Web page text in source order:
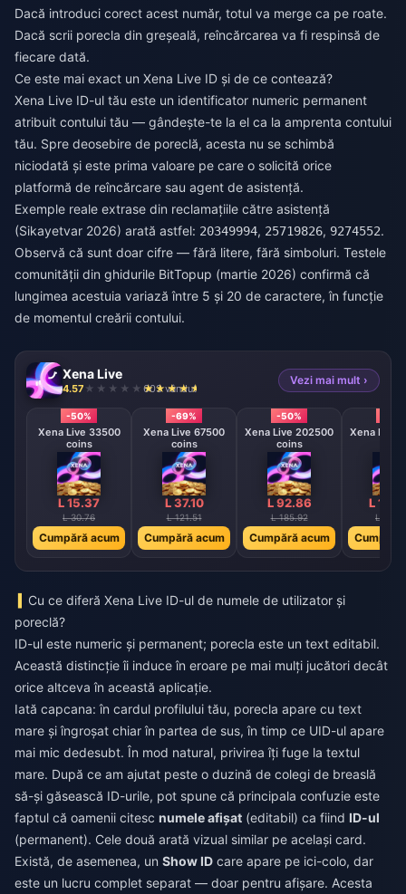
Dacă introduci corect acest număr, totul va merge ca pe roate.
Dacă scrii porecla din greșeală, reîncărcarea va fi respinsă de
fiecare dată.
Ce este mai exact un Xena Live ID și de ce contează?
Xena Live ID-ul tău este un identificator numeric permanent
atribuit contului tău — gândește-te la el ca la amprenta contului
tău. Spre deosebire de poreclă, acesta nu se schimbă
niciodată și este prima valoare pe care o solicită orice
platformă de reîncărcare sau agent de asistență.
Exemple reale extrase din reclamațiile către asistență
(Sikayetvar 2026) arată astfel: 20349994, 25719826, 9274552.
Observă că sunt doar cifre — fără litere, fără simboluri. Testele
comunității din ghidurile BitTopup (martie 2026) confirmă că
lungimea acestuia variază între 5 și 20 de caractere, în funcție
de momentul creării contului.
Xena Live
4.57 603 vândut
Vezi mai mult ›
-50%
Xena Live 33500
coins
L 15.37
L 30.76
Cumpără acum
-69%
Xena Live 67500
coins
L 37.10
L 121.51
Cumpără acum
-50%
Xena Live 202500
coins
L 92.86
L 185.92
Cumpără acum
Xena Live
L
L
Cumpără
Cu ce diferă Xena Live ID-ul de numele de utilizator și
poreclă?
ID-ul este numeric și permanent; porecla este un text editabil.
Această distincție îi induce în eroare pe mai mulți jucători decât
orice altceva în această aplicație.
Iată capcana: în cardul profilului tău, porecla apare cu text
mare și îngroșat chiar în partea de sus, în timp ce UID-ul apare
mai mic dedesubt. În mod natural, privirea îți fuge la textul
mare. După ce am ajutat peste o duzină de colegi de breaslă
să-și găsească ID-urile, pot spune că principala confuzie este
faptul că oamenii citesc numele afișat (editabil) ca fiind ID-ul
(permanent). Cele două arată vizual similar pe același card.
Există, de asemenea, un Show ID care apare pe ici-colo, dar
este un lucru complet separat — doar pentru afișare. Acesta